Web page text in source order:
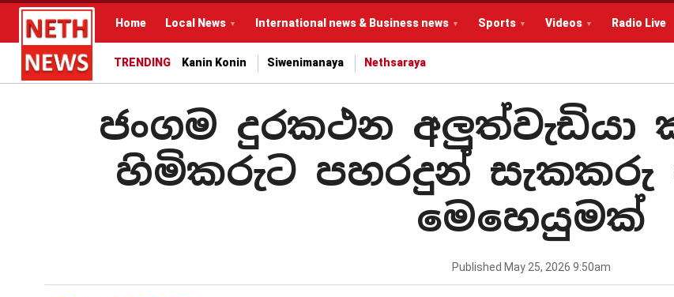
Home Local News International news & Business news Sports Videos Radio Live
TRENDING Kanin Konin Siwenimanaya Nethsaraya
ජංගම දුරකථන අලුත්වැඩියා
හිමිකරුට පහරදුන් සැකකරු
මෙහෙයුමක්
Published May 25, 2026 9:50am